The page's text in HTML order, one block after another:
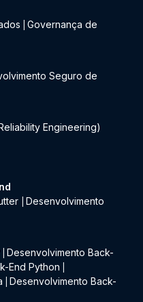
Governança de
Seguro de
Engineering)
Desenvolvimento
Desenvolvimento Back-
End Python
Desenvolvimento Back-